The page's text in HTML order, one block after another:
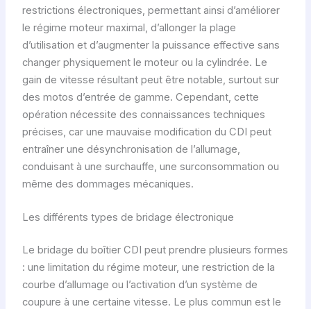
restrictions électroniques, permettant ainsi d’améliorer
le régime moteur maximal, d’allonger la plage
d’utilisation et d’augmenter la puissance effective sans
changer physiquement le moteur ou la cylindrée. Le
gain de vitesse résultant peut être notable, surtout sur
des motos d’entrée de gamme. Cependant, cette
opération nécessite des connaissances techniques
précises, car une mauvaise modification du CDI peut
entraîner une désynchronisation de l’allumage,
conduisant à une surchauffe, une surconsommation ou
même des dommages mécaniques.
Les différents types de bridage électronique
Le bridage du boîtier CDI peut prendre plusieurs formes
: une limitation du régime moteur, une restriction de la
courbe d’allumage ou l’activation d’un système de
coupure à une certaine vitesse. Le plus commun est le